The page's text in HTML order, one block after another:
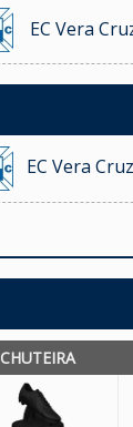
EC Vera
EC Vera
CHUTEIRA